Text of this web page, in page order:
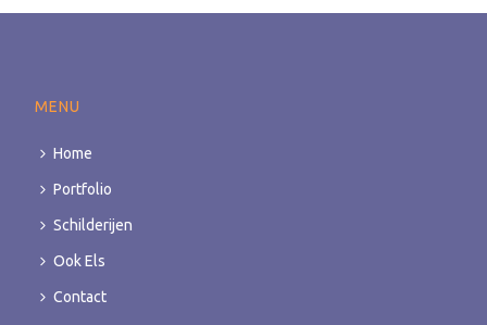
MENU
Home
Portfolio
Schilderijen
Ook Els
Contact